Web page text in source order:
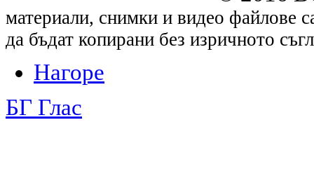
материали, снимки и видео файлове
да бъдат копирани без изричното
Нагоре
БГ Глас